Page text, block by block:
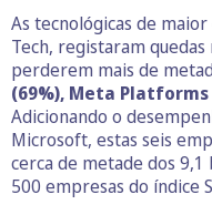
As tecnológicas de
Tech, registaram
perderem mais de
(69%), Meta Platforms
Adicionando o
Microsoft, estas seis
cerca de metade dos
500 empresas do índice